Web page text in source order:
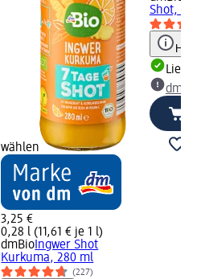
wählen
3,25 €
0,28 l (11,61 € je 1 l)
dmBio Ingwer Shot
Kurkuma, 280 ml
(227)
Shot,
dm